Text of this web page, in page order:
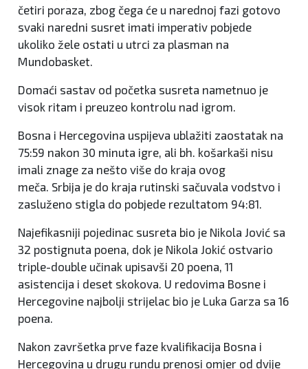
četiri poraza, zbog čega će u narednoj fazi gotovo
svaki naredni susret imati imperativ pobjede
ukoliko žele ostati u utrci za plasman na
Mundobasket.
Domaći sastav od početka susreta nametnuo je
visok ritam i preuzeo kontrolu nad igrom.
Bosna i Hercegovina uspijeva ublažiti zaostatak na
75:59 nakon 30 minuta igre, ali bh. košarkaši nisu
imali znage za nešto više do kraja ovog
meča. Srbija je do kraja rutinski sačuvala vodstvo i
zasluženo stigla do pobjede rezultatom 94:81.
Najefikasniji pojedinac susreta bio je Nikola Jović sa
32 postignuta poena, dok je Nikola Jokić ostvario
triple-double učinak upisavši 20 poena, 11
asistencija i deset skokova. U redovima Bosne i
Hercegovine najbolji strijelac bio je Luka Garza sa 16
poena.
Nakon završetka prve faze kvalifikacija Bosna i
Hercegovina u drugu rundu prenosi omjer od dvije